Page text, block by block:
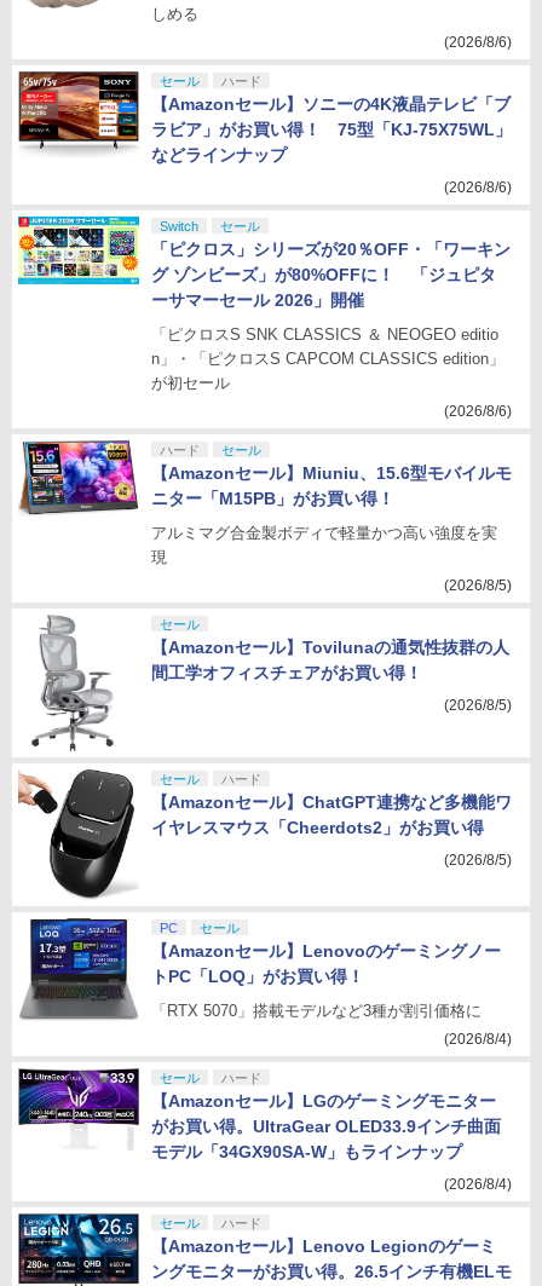
しめる
(2026/8/6)
セール ハード
【Amazonセール】ソニーの4K液晶テレビ「ブ
ラビア」がお買い得！ 75型「KJ-75X75WL」
などラインナップ
(2026/8/6)
Switch セール
「ピクロス」シリーズが20％OFF・「ワーキン
グ ゾンビーズ」が80%OFFに！ 「ジュピタ
ーサマーセール 2026」開催
「ピクロスS SNK CLASSICS ＆ NEOGEO editio
n」・「ピクロスS CAPCOM CLASSICS edition」
が初セール
(2026/8/6)
ハード セール
【Amazonセール】Miuniu、15.6型モバイルモ
ニター「M15PB」がお買い得！
アルミマグ合金製ボディで軽量かつ高い強度を実
現
(2026/8/5)
セール
【Amazonセール】Tovilunaの通気性抜群の人
間工学オフィスチェアがお買い得！
(2026/8/5)
セール ハード
【Amazonセール】ChatGPT連携など多機能ワ
イヤレスマウス「Cheerdots2」がお買い得
(2026/8/5)
PC セール
【Amazonセール】Lenovoのゲーミングノー
トPC「LOQ」がお買い得！
「RTX 5070」搭載モデルなど3種が割引価格に
(2026/8/4)
セール ハード
【Amazonセール】LGのゲーミングモニター
がお買い得。UltraGear OLED33.9インチ曲面
モデル「34GX90SA-W」もラインナップ
(2026/8/4)
セール ハード
【Amazonセール】Lenovo Legionのゲーミ
ングモニターがお買い得。26.5インチ有機ELモ